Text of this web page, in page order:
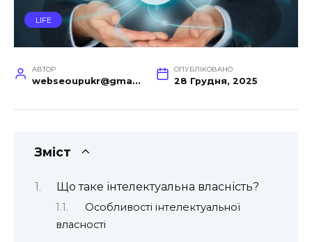
LIFE
АВТОР
webseoupukr@gmail.com
ОПУБЛІКОВАНО
28 Грудня, 2025
Зміст
Що таке інтелектуальна власність?
Особливості інтелектуальної
власності